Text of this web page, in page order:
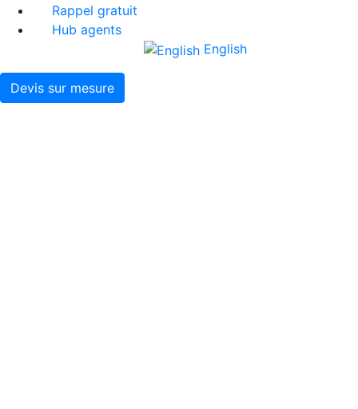
Rappel gratuit
Hub agents
English
Devis sur mesure